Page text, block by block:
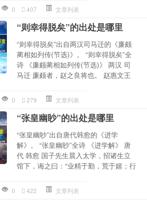
0 407 文章列表
“则幸得脱矣”的出处是哪里
“则幸得脱矣”出自两汉司马迁的《廉颇
蔺相如列传(节选)》。 “则幸得脱矣”全
诗 《廉颇蔺相如列传(节选)》 两汉 司
马迁 廉颇者，赵之良将也。 赵惠文王
0 279 文章列表
“张皇幽眇”的出处是哪里
“张皇幽眇”出自唐代韩愈的《进学
解》。 “张皇幽眇”全诗 《进学解》 唐
代 韩愈 国子先生晨入太学，招诸生立
馆下，诲之曰：“业精于勤，荒于嬉；行
0 422 文章列表